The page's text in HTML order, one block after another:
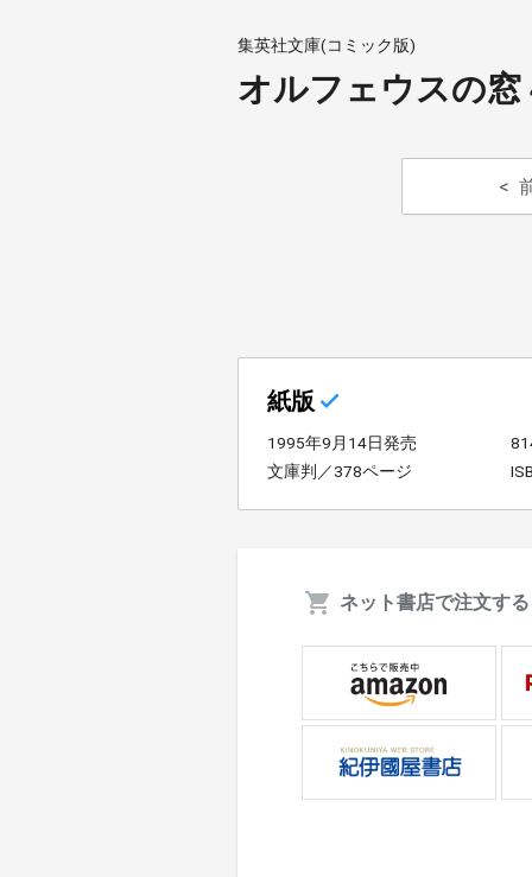
集英社文庫(コミック版)
オルフェウスの窓
紙版
1995年9月14日発売
文庫判／378ページ
ネット書店で注文する